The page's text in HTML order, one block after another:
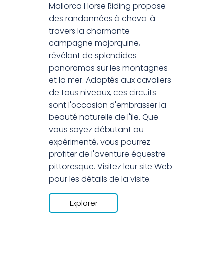
Mallorca Horse Riding propose
des randonnées à cheval à
travers la charmante
campagne majorquine,
révélant de splendides
panoramas sur les montagnes
et la mer. Adaptés aux cavaliers
de tous niveaux, ces circuits
sont l'occasion d'embrasser la
beauté naturelle de l'île. Que
vous soyez débutant ou
expérimenté, vous pourrez
profiter de l'aventure équestre
pittoresque. Visitez leur site Web
pour les détails de la visite.
Explorer